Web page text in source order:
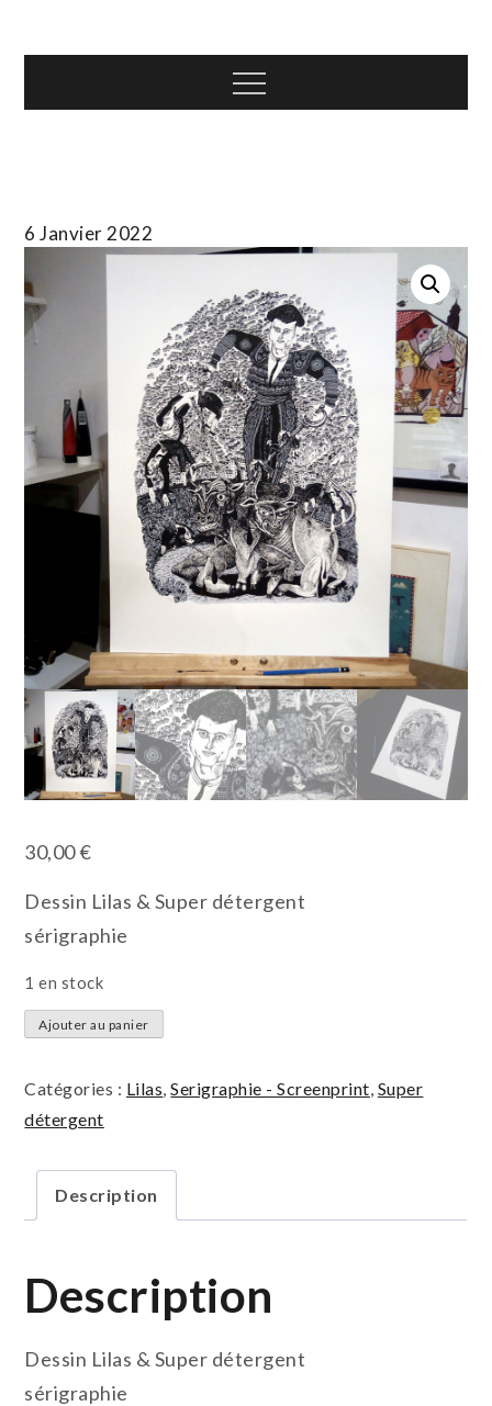
T.TOTH Menu
6 Janvier 2022
30,00€
Dessin Lilas & Super détergent
sérigraphie
1 en stock
quantité
sans
titre
Lilas
Ajouter au panier
Catégories : Lilas ,Serigraphie - Screenprint Super
détergent
Description
Description
Dessin Lilas & Super détergent
sérigraphie